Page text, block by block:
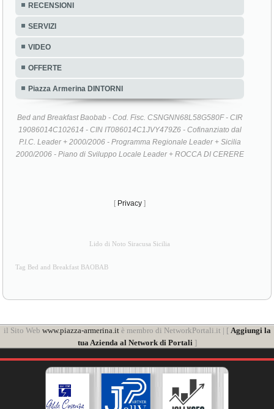
RECENSIONI
SERVIZI
VIDEO
OFFERTE
Piazza Armerina DINTORNI
Bed and Breakfast Baobab - Cod. Fisc. CSNGNN68L58G580F - CIR
19086014C102614 - CIN IT086014C1JVY479Z6 - Cofinanziato dal
P.I.C. Leader + 2000/2006 - Programma Regionale Leader + Sicilia
2000/2006 - Piano di Sviluppo Locale Leader + ROCCA DI CERERE
[ Privacy ]
Lido di Noto Siracusa Sicilia
Tag Bed and Breakfast BAOBAB
il Sito Web www.piazza-armerina.itè membro di NetworkPortali.it | [ Aggiungi la
tua Azienda al Network di Portali ]